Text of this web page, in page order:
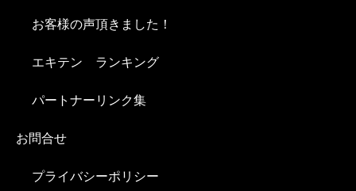
お客様の声頂きました！
エキテン ランキング
パートナーリンク集
お問合せ
プライバシーポリシー